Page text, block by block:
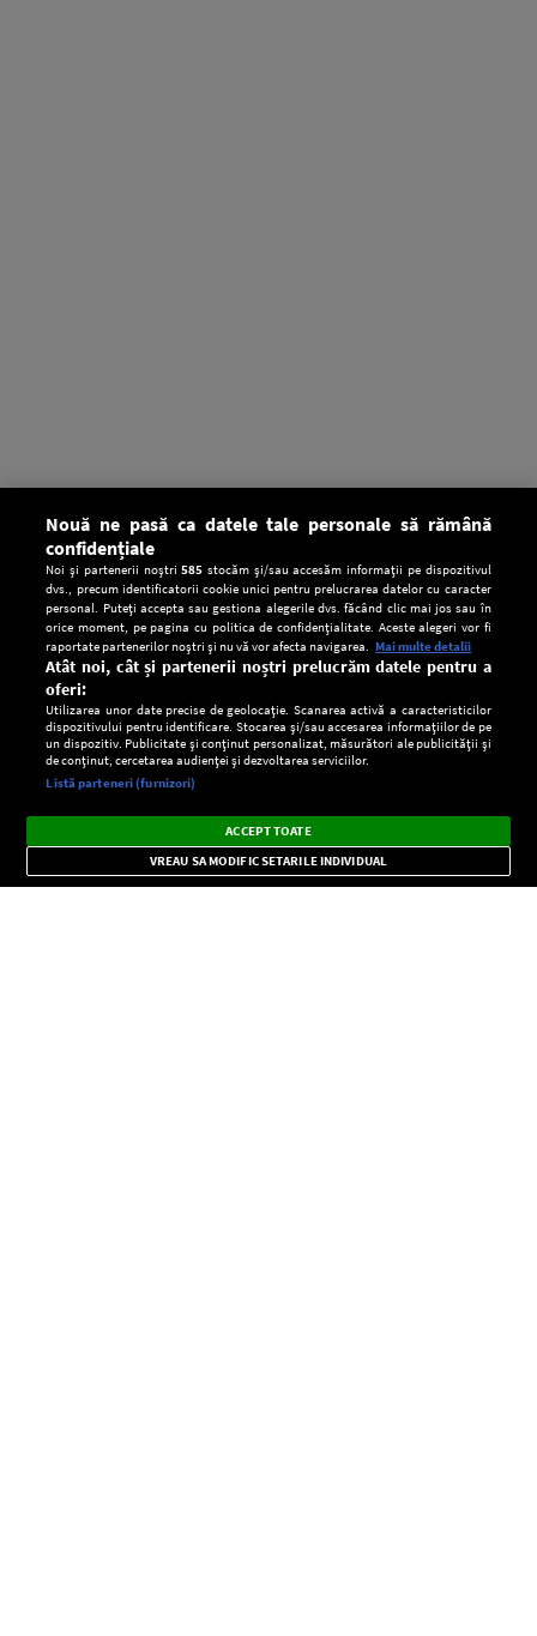
CONFIDENŢIALITATE
Setări:
Dark
Mode
Radio live, podcasturi, știri și alerte
importante.
×
Nouă ne pasă ca datele tale personale să rămână
confidențiale
Noi și partenerii noștri585 stocăm și/sau accesăm informații pe dispozitivul
dvs., precum identificatorii cookie unici pentru prelucrarea datelor cu caracter
personal. Puteți accepta sau gestiona alegerile dvs. făcând clic mai jos sau în
orice moment, pe pagina cu politica de confidențialitate. Aceste alegeri vor fi
raportate partenerilor noștri și nu vă vor afecta navigarea. Mai multe detalii
Atât noi, cât și partenerii noștri prelucrăm datele pentru a
oferi:
Utilizarea unor date precise de geolocație. Scanarea activă a caracteristicilor
dispozitivului pentru identificare. Stocarea și/sau accesarea informațiilor de pe
un dispozitiv. Publicitate și conținut personalizat, măsurători ale publicității și
de conținut, cercetarea audienței și dezvoltarea serviciilor.
Listă parteneri (furnizori)
ACCEPT TOATE
VREAU SA MODIFIC SETARILE INDIVIDUAL